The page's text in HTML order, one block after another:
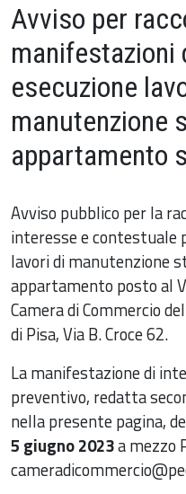
Avviso per
manifestazioni
esecuzione
manutenzione
appartamento
Avviso pubblico per la
interesse e contestuale
lavori di manutenzione
appartamento posto al
Camera di Commercio
di Pisa, Via B. Croce 62.
La manifestazione di
preventivo, redatta
nella presente pagina,
5 giugno 2023a mezzo